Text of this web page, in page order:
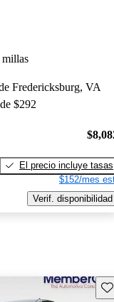
millas
Fredericksburg, VA
$292
El precio incluye tasas
$152/mes
Verif. disponibilidad